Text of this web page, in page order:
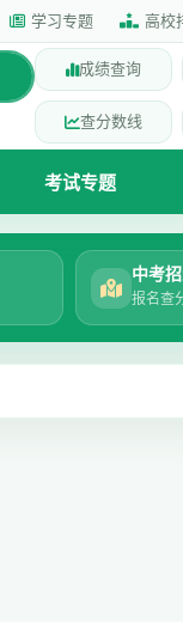
学习专题 高校
成绩查询
查分数线
考试专题
中考
报名查